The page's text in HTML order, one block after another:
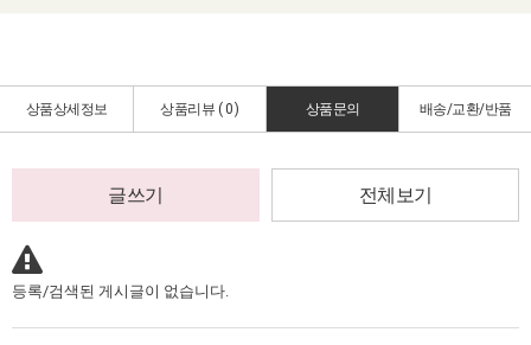
상품상세정보 상품리뷰 ( 0) 상품문의 배송/교환/반품
글쓰기 전체보기
등록/검색된 게시글이 없습니다.